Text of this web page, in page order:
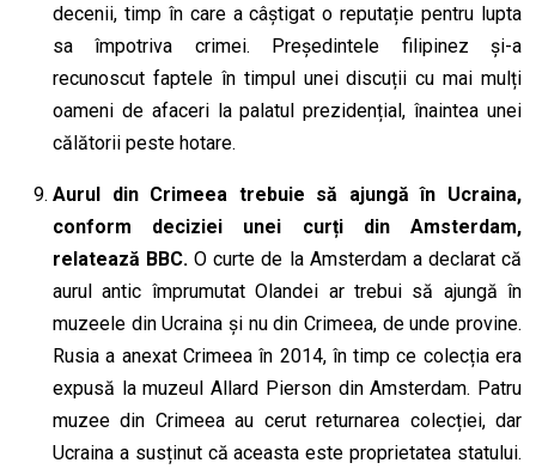
decenii, timp în care a câștigat o reputație pentru lupta
sa împotriva crimei. Președintele filipinez și-a
recunoscut faptele în timpul unei discuții cu mai mulți
oameni de afaceri la palatul prezidențial, înaintea unei
călătorii peste hotare.
Aurul din Crimeea trebuie să ajungă în Ucraina,
conform deciziei unei curți din Amsterdam,
relatează BBC. O curte de la Amsterdam a declarat că
aurul antic împrumutat Olandei ar trebui să ajungă în
muzeele din Ucraina și nu din Crimeea, de unde provine.
Rusia a anexat Crimeea în 2014, în timp ce colecția era
expusă la muzeul Allard Pierson din Amsterdam. Patru
muzee din Crimeea au cerut returnarea colecției, dar
Ucraina a susținut că aceasta este proprietatea statului.